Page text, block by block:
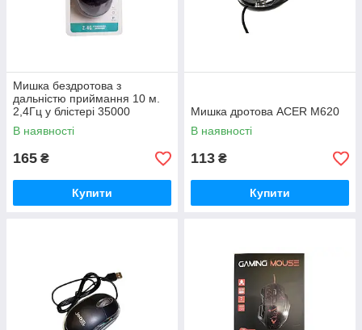
Мишка бездротова з
дальністю приймання 10 м.
2,4Гц у блістері 35000
В наявності
165 ₴
Купити
Мишка дротова ACER M620
В наявності
113 ₴
Купити